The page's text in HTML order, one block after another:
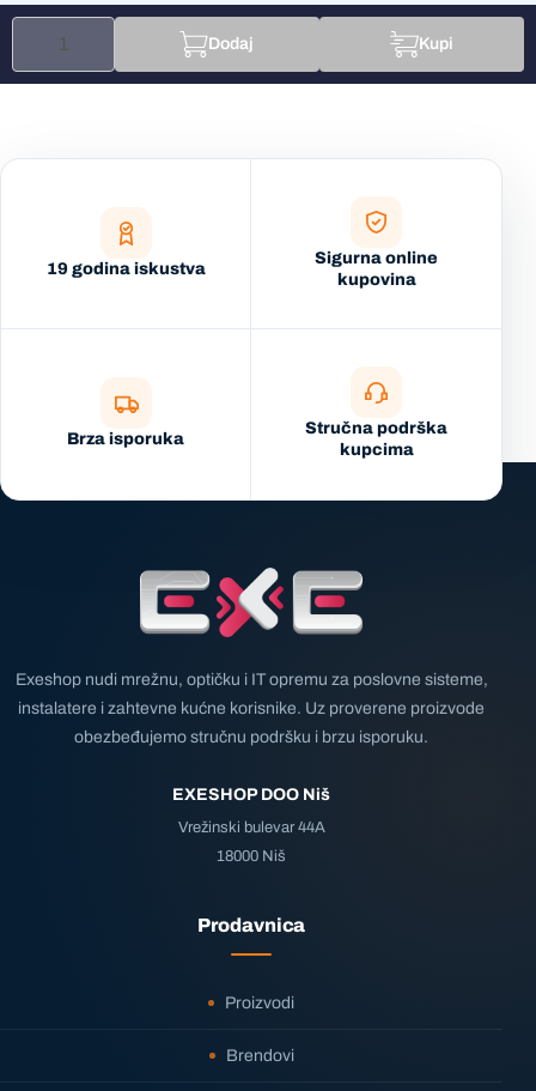
Dodaj Kupi
19 godina iskustva
Sigurna online
kupovina
Brza isporuka
Stručna podrška
kupcima
Exeshop nudi mrežnu, optičku i IT opremu za poslovne sisteme,
instalatere i zahtevne kućne korisnike. Uz proverene proizvode
obezbeđujemo stručnu podršku i brzu isporuku.
EXESHOP DOO Niš
Vrežinski bulevar 44A
18000 Niš
Prodavnica
Proizvodi
Brendovi